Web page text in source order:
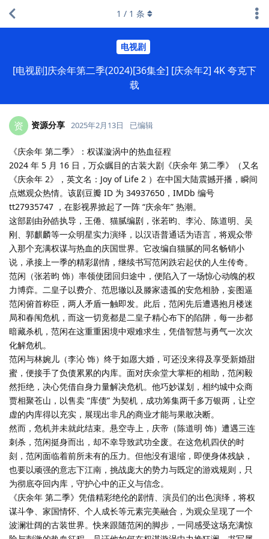
电视剧
[电视剧]庆余年第二季(2024)[36集全] [庆余年2] 4K 夸克下
载
1 / 1 条
资 资源分享 2025年2月13日 已编辑
《庆余年 第二季》：权谋漩涡中的热血征程
2024 年 5 月 16 日，万众瞩目的古装大剧《庆余年 第二季》（又名
《庆余年 2》，英文名：Joy of Life 2 ）在中国大陆震撼开播，瞬间
点燃观众热情。该剧豆瓣 ID 为 34937650，IMDb 编号
tt27935747 ，在影视界掀起了一阵 “庆余年” 热潮。
这部剧由孙皓执导，王倦、猫腻编剧，张若昀、李沁、陈道明、吴
刚、郭麒麟等一众明星实力演绎，以汉语普通话为语言，将观众带
入那个充满权谋与热血的庆国世界。它改编自猫腻的同名畅销小
说，承接上一季的精彩剧情，继续书写范闲跌宕起伏的人生传奇。
范闲（张若昀 饰）率领使团回归途中，便陷入了一场惊心动魄的权
力博弈。二皇子以费介、范思辙以及滕家遗孤的安危相胁，妄图逼
范闲俯首称臣，两人矛盾一触即发。此后，范闲先后遭遇抱月楼迷
局和春闱危机，而这一切竟都是二皇子精心布下的陷阱，每一步都
暗藏杀机，范闲在这重重困境中艰难求生，凭借智慧与勇气一次次
化解危机。
范闲与林婉儿（李沁 饰）终于如愿大婚，可还没来得及享受新婚甜
蜜，便接手了负债累累的内库。面对庆余堂大掌柜的相助，范闲毅
然拒绝，决心凭借自身力量解决危机。他巧妙谋划，相约城中众商
贾相聚苍山，以售卖 “库债” 为契机，成功筹集两千多万银两，让空
虚的内库得以充实，展现出非凡的商业才能与果敢决断。
然而，危机并未就此结束。悬空寺上，庆帝（陈道明 饰）遭遇三连
刺杀，范闲挺身而出，却不幸导致武功全废。在这危机四伏的时
刻，范闲面临着前所未有的压力。但他没有退缩，即便身体残缺，
也要以顽强的意志下江南，挑战庞大的势力与既定的游戏规则，只
为彻底夺回内库，守护心中的正义与信念。
《庆余年 第二季》凭借精彩绝伦的剧情、演员们的出色演绎，将权
谋斗争、家国情怀、个人成长等元素完美融合，为观众呈现了一个
波澜壮阔的古装世界。快来跟随范闲的脚步，一同感受这场充满惊